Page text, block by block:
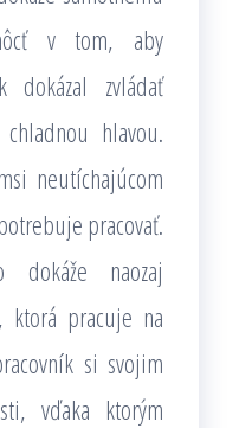
v tom, aby
dokázal zvládať
hlavou.
neutíchajúcom
pracovať.
dokáže naozaj
ktorá pracuje na
si svojim
vďaka ktorým